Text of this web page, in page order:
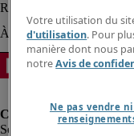
Votre utilisation du
d'utilisation. Pour
manière dont nous
notreAvis de
Ne pas vendre